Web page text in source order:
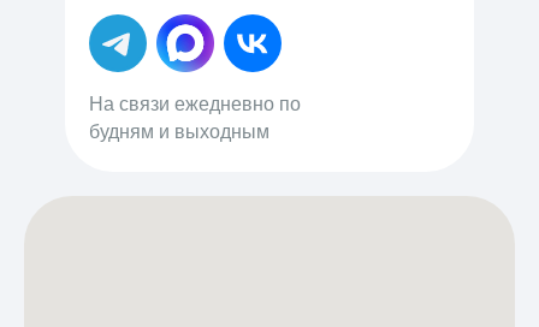
На связи ежедневно по
будням и выходным